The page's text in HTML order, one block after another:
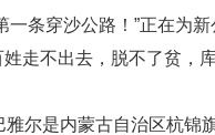
一条穿沙公路！”正在为
走不出去，脱不了贫，
雅尔是内蒙古自治区杭锦